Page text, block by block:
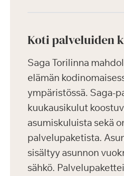
Koti palveluiden
Saga Torilinna
elämän
ympäristössä. Saga-
kuukausikulut
asumiskuluista sekä
palvelupaketista.
sisältyy asunnon
sähkö.